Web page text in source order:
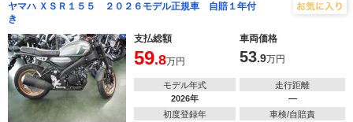
ヤマハ ＸＳＲ１５５ ２０２６モデル正規車 自賠１年付
き
支払総額
車両価格
59.8万円 53.9万円
モデル年式
2026年
走行距離
―
初度登録年
車検/自賠責